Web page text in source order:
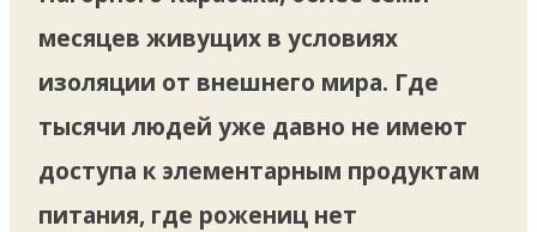
месяцев живущих в условиях
изоляции от внешнего мира. Где
тысячи людей уже давно не имеют
доступа к элементарным продуктам
питания, где рожениц нет